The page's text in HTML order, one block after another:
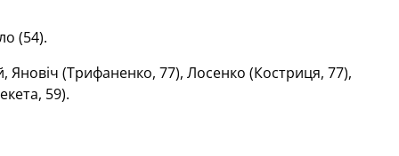
(54).
(Трифаненко, 77), Лосенко (Костриця, 77),
59).